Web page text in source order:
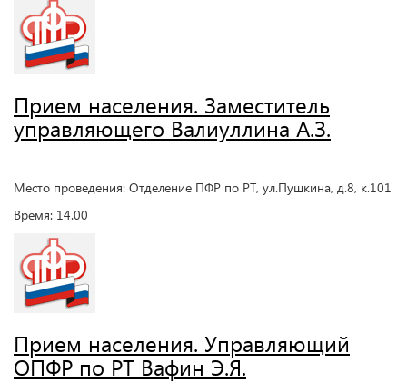
Прием населения. Заместитель
управляющего Валиуллина А.З.
Место проведения: Отделение ПФР по РТ, ул.Пушкина, д.8, к.101
Время: 14.00
Прием населения. Управляющий
ОПФР по РТ Вафин Э.Я.